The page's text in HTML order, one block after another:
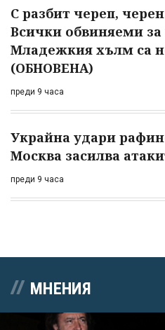
С разбит череп,
Всички обвиняеми за
Младежкия хълм са
(ОБНОВЕНА)
преди 9 часа
Украйна удари
Москва засилва
преди 9 часа
МНЕНИЯ